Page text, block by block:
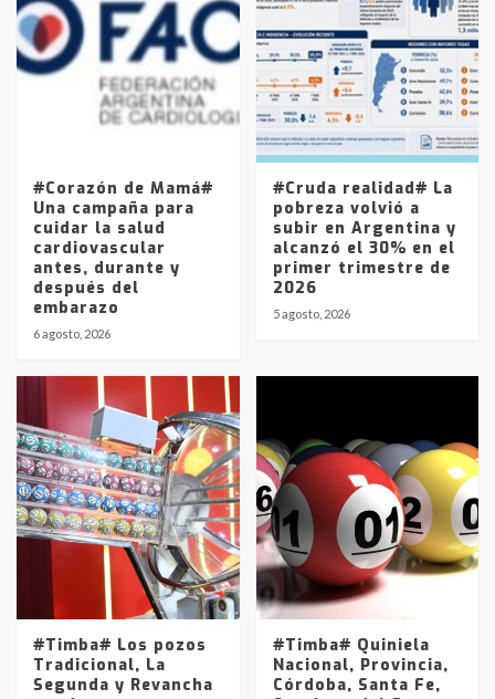
4
joven de Trenque Lauquen
Los precios de los combustibles en
La Pampa, desde YPF hasta Axion
entre 857 a 1338 pesos
#Corazón de Mamá#
Una campaña para
cuidar la salud
cardiovascular
antes, durante y
después del
embarazo
6 agosto, 2026
#Cruda realidad# La
pobreza volvió a
subir en Argentina y
alcanzó el 30% en el
primer trimestre de
2026
5 agosto, 2026
#Timba# Los pozos
Tradicional, La
Segunda y Revancha
#Timba# Quiniela
Nacional, Provincia,
Córdoba, Santa Fe,